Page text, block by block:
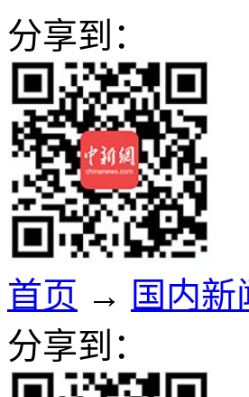
分享到：
首页 → 国内新
分享到：